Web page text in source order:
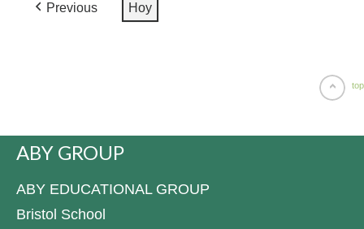
Previous Hoy
top
ABY GROUP
ABY EDUCATIONAL GROUP
Bristol School